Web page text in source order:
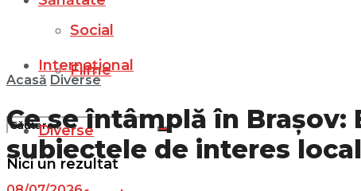
Social
Filme
Nici un rezultat
Internațional
Diverse
Acasă Diverse
Ce se întâmplă în
subiectele de interes local